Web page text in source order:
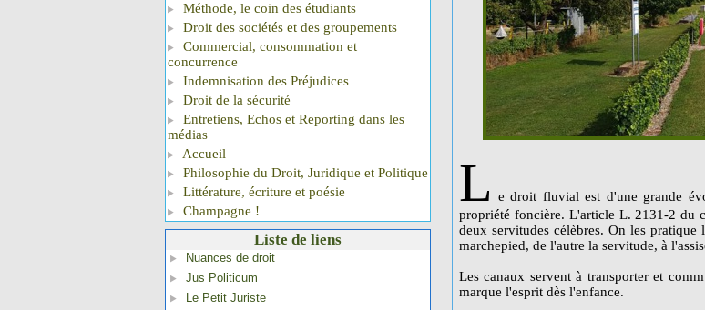
Méthode, le coin des étudiants
Droit des sociétés et des groupements
Commercial, consommation et
concurrence
Indemnisation des Préjudices
Droit de la sécurité
Entretiens, Echos et Reporting dans les
médias
Accueil
Philosophie du Droit, Juridique et Politique
Littérature, écriture et poésie
Champagne !
Liste de liens
Nuances de droit
Jus Politicum
Le Petit Juriste
L
e droit fluvial est d'une grande
propriété foncière. L'article L. 2131-2 du
deux servitudes célèbres. On les
marchepied, de l'autre la servitude, à
Les canaux servent à transporter et
marque l'esprit dès l'enfance.